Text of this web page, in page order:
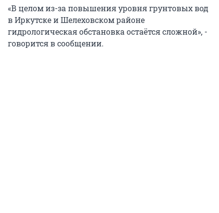
«В целом из-за повышения уровня грунтовых вод
в Иркутске и Шелеховском районе
гидрологическая обстановка остаётся сложной», -
говорится в сообщении.